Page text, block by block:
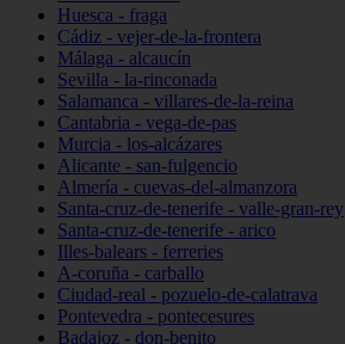
Huesca - fraga
Cádiz - vejer-de-la-frontera
Málaga - alcaucín
Sevilla - la-rinconada
Salamanca - villares-de-la-reina
Cantabria - vega-de-pas
Murcia - los-alcázares
Alicante - san-fulgencio
Almería - cuevas-del-almanzora
Santa-cruz-de-tenerife - valle-gran-rey
Santa-cruz-de-tenerife - arico
Illes-balears - ferreries
A-coruña - carballo
Ciudad-real - pozuelo-de-calatrava
Pontevedra - pontecesures
Badajoz - don-benito